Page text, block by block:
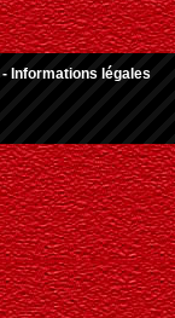
- Informations légales